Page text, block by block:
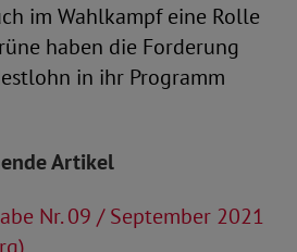
im Wahlkampf eine Rolle
haben die Forderung
in ihr Programm
Artikel
Nr. 09 / September 2021